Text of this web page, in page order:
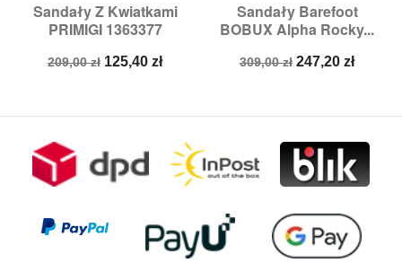
Sandały Z Kwiatkami
PRIMIGI 1363377
Cena
209,00 zł Cena
125,40 zł
Sandały Barefoot
BOBUX Alpha Rocky...
Cena
309,00 zł Cena
247,20 zł